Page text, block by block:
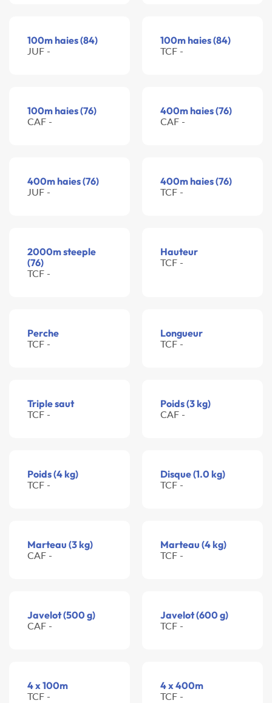
100m haies (84)
JUF -
100m haies (84)
TCF -
100m haies (76)
CAF -
400m haies (76)
CAF -
400m haies (76)
JUF -
400m haies (76)
TCF -
2000m steeple
(76)
TCF -
Hauteur
TCF -
Perche
TCF -
Longueur
TCF -
Triple saut
TCF -
Poids (3 kg)
CAF -
Poids (4 kg)
TCF -
Disque (1.0 kg)
TCF -
Marteau (3 kg)
CAF -
Marteau (4 kg)
TCF -
Javelot (500 g)
CAF -
Javelot (600 g)
TCF -
4 x 100m
TCF -
4 x 400m
TCF -